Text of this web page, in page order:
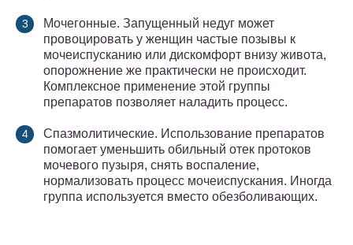
Мочегонные. Запущенный недуг может
провоцировать у женщин частые позывы к
мочеиспусканию или дискомфорт внизу живота,
опорожнение же практически не происходит.
Комплексное применение этой группы
препаратов позволяет наладить процесс.
Спазмолитические. Использование препаратов
помогает уменьшить обильный отек протоков
мочевого пузыря, снять воспаление,
нормализовать процесс мочеиспускания. Иногда
группа используется вместо обезболивающих.